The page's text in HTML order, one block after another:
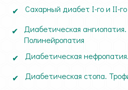
Сахарный диабет I-го и II-
Диабетическая
Полинейропатия
Диабетическая
Диабетическая стопа.